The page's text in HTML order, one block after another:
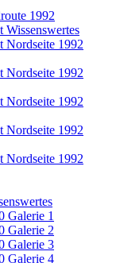
1992
Wissenswertes
Nordseite 1992
Nordseite 1992
Nordseite 1992
Nordseite 1992
Nordseite 1992
Galerie 1
Galerie 2
Galerie 3
Galerie 4